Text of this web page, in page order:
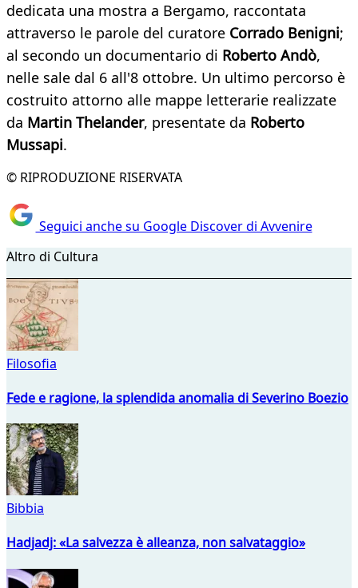
dedicata una mostra a Bergamo, raccontata
attraverso le parole del curatore Corrado Benigni;
al secondo un documentario di Roberto Andò,
nelle sale dal 6 all'8 ottobre. Un ultimo percorso è
costruito attorno alle mappe letterarie realizzate
da Martin Thelander, presentate da Roberto
Mussapi.
© RIPRODUZIONE RISERVATA
Seguici anche su Google Discover di Avvenire
Altro di Cultura
Filosofia
Fede e ragione, la splendida anomalia di Severino Boezio
Bibbia
Hadjadj: «La salvezza è alleanza, non salvataggio»